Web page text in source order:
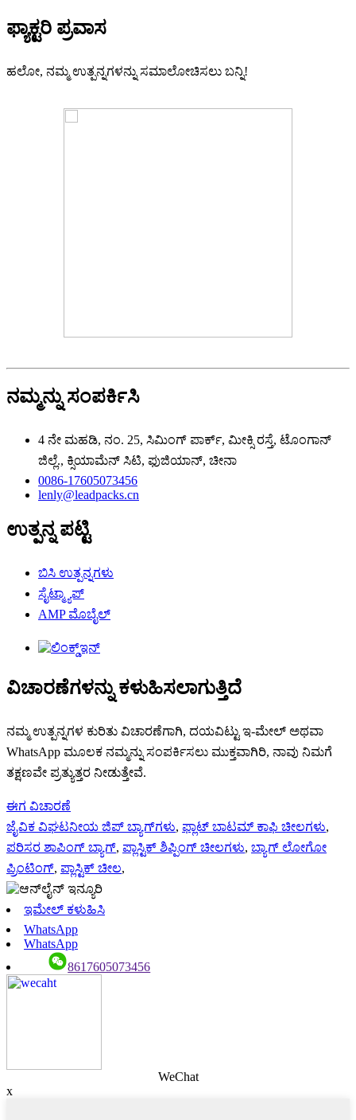
ಫ್ಯಾಕ್ಟರಿ ಪ್ರವಾಸ
ಹಲೋ, ನಮ್ಮ ಉತ್ಪನ್ನಗಳನ್ನು ಸಮಾಲೋಚಿಸಲು ಬನ್ನಿ!
ನಮ್ಮನ್ನು ಸಂಪರ್ಕಿಸಿ
4 ನೇ ಮಹಡಿ, ನಂ. 25, ಸಿಮಿಂಗ್ ಪಾರ್ಕ್, ಮೀಕ್ಸಿ ರಸ್ತೆ, ಟೊಂಗಾನ್
ಜಿಲ್ಲೆ., ಕ್ಸಿಯಾಮೆನ್ ಸಿಟಿ, ಫುಜಿಯಾನ್, ಚೀನಾ
0086-17605073456
lenly@leadpacks.cn
ಉತ್ಪನ್ನ ಪಟ್ಟಿ
ಬಿಸಿ ಉತ್ಪನ್ನಗಳು
ಸೈಟ್ಮ್ಯಾಪ್
AMP ಮೊಬೈಲ್
ವಿಚಾರಣೆಗಳನ್ನು ಕಳುಹಿಸಲಾಗುತ್ತಿದೆ
ನಮ್ಮ ಉತ್ಪನ್ನಗಳ ಕುರಿತು ವಿಚಾರಣೆಗಾಗಿ, ದಯವಿಟ್ಟು ಇ-ಮೇಲ್ ಅಥವಾ
WhatsApp ಮೂಲಕ ನಮ್ಮನ್ನು ಸಂಪರ್ಕಿಸಲು ಮುಕ್ತವಾಗಿರಿ, ನಾವು ನಿಮಗೆ
ತಕ್ಷಣವೇ ಪ್ರತ್ಯುತ್ತರ ನೀಡುತ್ತೇವೆ.
ಈಗ ವಿಚಾರಣೆ
ಜೈವಿಕ ವಿಘಟನೀಯ ಜಿಪ್ ಬ್ಯಾಗ್‌ಗಳು, ಫ್ಲಾಟ್ ಬಾಟಮ್ ಕಾಫಿ ಚೀಲಗಳು,
ಪರಿಸರ ಶಾಪಿಂಗ್ ಬ್ಯಾಗ್, ಪ್ಲಾಸ್ಟಿಕ್ ಶಿಪ್ಪಿಂಗ್ ಚೀಲಗಳು, ಬ್ಯಾಗ್ ಲೋಗೋ
ಪ್ರಿಂಟಿಂಗ್, ಪ್ಲಾಸ್ಟಿಕ್ ಚೀಲ,
ಇಮೇಲ್ ಕಳುಹಿಸಿ
WhatsApp
WhatsApp
8617605073456
WeChat
x